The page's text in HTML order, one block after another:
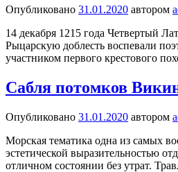
Опубликовано 31.01.2020 автором
14 декабря 1215 года Четвертый
Рыцарскую доблесть воспевали
участником первого крестового
Сабля потомков
Опубликовано 31.01.2020 автором
Морская тематика одна из самых
эстетической выразительностью
отличном состоянии без утрат.